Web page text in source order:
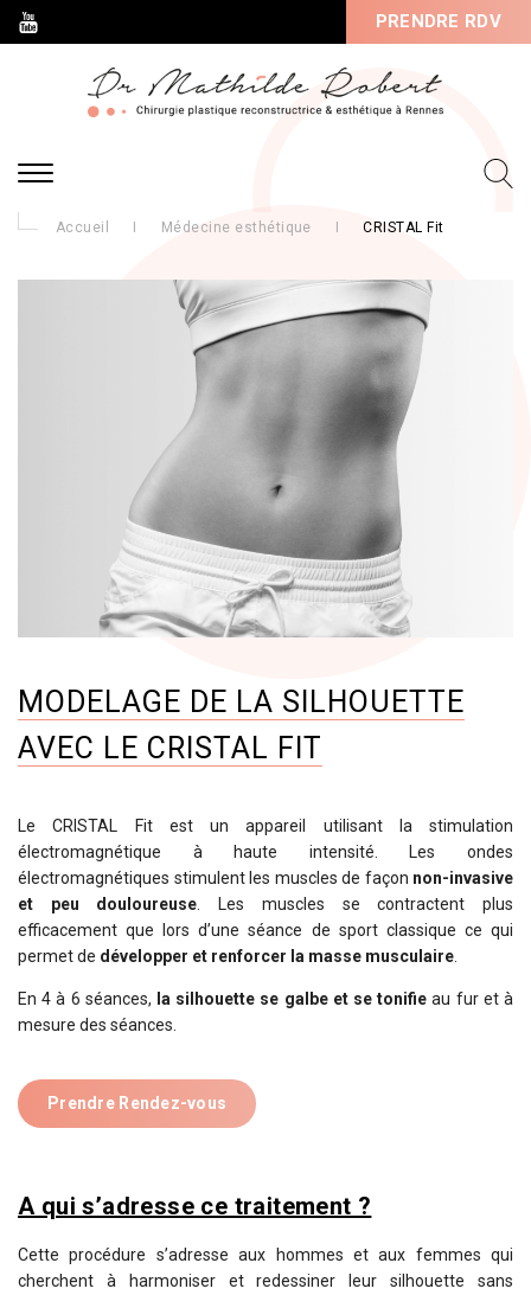
PRENDRE RDV
Accueil Médecine esthétique CRISTAL Fit
MODELAGE DE LA SILHOUETTE
AVEC LE CRISTAL FIT
Le CRISTAL Fit est un appareil utilisant la stimulation
électromagnétique à haute intensité. Les ondes
électromagnétiques stimulent les muscles de façon non-invasive
et peu douloureuse . Les muscles se contractent plus
efficacement que lors d’une séance de sport classique ce qui
permet de développer et renforcer la masse musculaire
En 4 à 6 séances, la silhouette se galbe et se tonifie au fur et à
mesure des séances.
Prendre Rendez-vous
A qui s’adresse ce traitement ?
Cette procédure s’adresse aux hommes et aux femmes qui
cherchent à harmoniser et redessiner leur silhouette sans